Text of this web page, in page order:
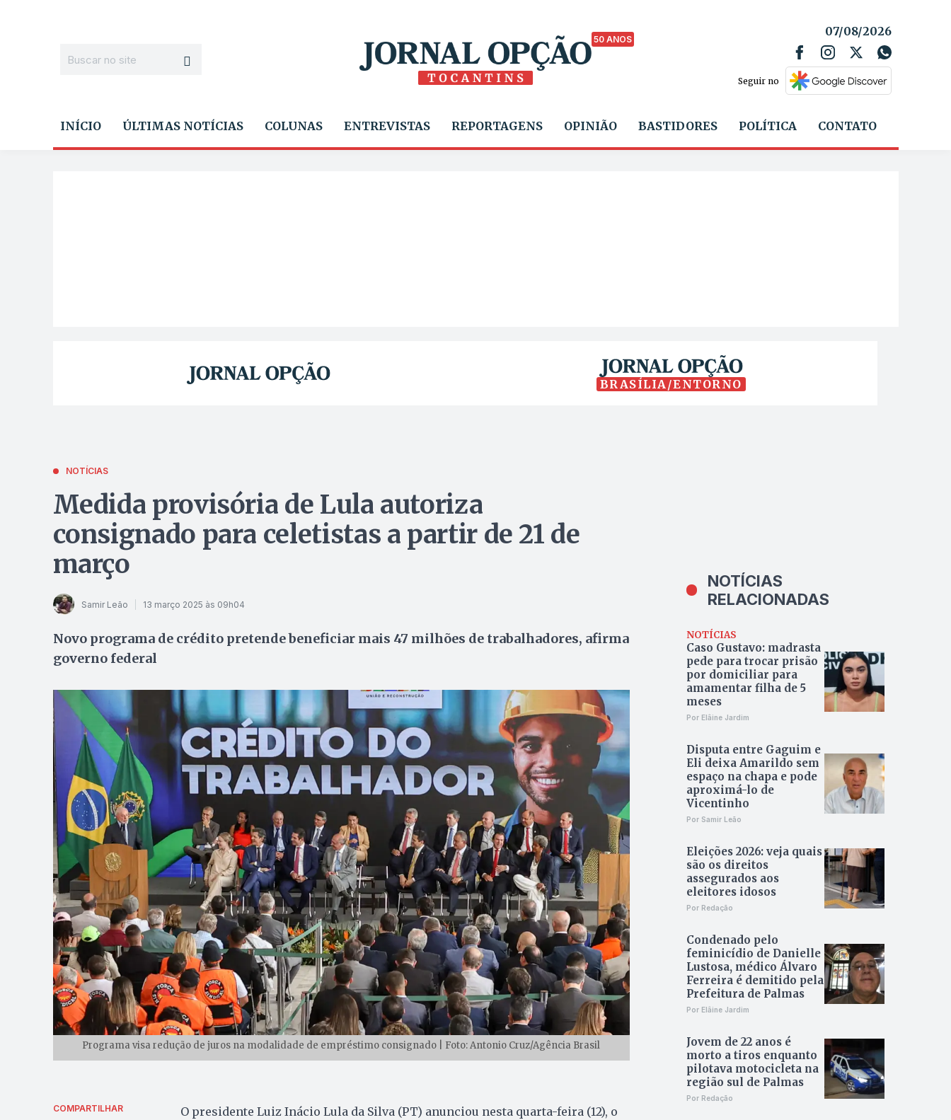
50 ANOS
07/08/2026
Seguir no
INÍCIO ÚLTIMAS NOTÍCIAS COLUNAS ENTREVISTAS REPORTAGENS OPINIÃO BASTIDORES POLÍTICA CONTATO
BRASÍLIA/ENTORNO
NOTÍCIAS
Medida provisória de Lula autoriza
consignado para celetistas a partir de 21 de
março
Samir Leão 13 março 2025 às 09h04
Novo programa de crédito pretende beneficiar mais 47 milhões de trabalhadores, afirma
governo federal
Programa visa redução de juros na modalidade de empréstimo consignado | Foto: Antonio Cruz/Agência Brasil
COMPARTILHAR
O presidente Luiz Inácio Lula da Silva (PT) anunciou nesta quarta-feira (12), o
NOTÍCIAS
RELACIONADAS
NOTÍCIAS
Caso Gustavo: madrasta
pede para trocar prisão
por domiciliar para
amamentar filha de 5
meses
Por Elâine Jardim
Disputa entre Gaguim e
Eli deixa Amarildo sem
espaço na chapa e pode
aproximá-lo de
Vicentinho
Por Samir Leão
Eleições 2026: veja quais
são os direitos
assegurados aos
eleitores idosos
Por Redação
Condenado pelo
feminicídio de Danielle
Lustosa, médico Álvaro
Ferreira é demitido pela
Prefeitura de Palmas
Por Elâine Jardim
Jovem de 22 anos é
morto a tiros enquanto
pilotava motocicleta na
região sul de Palmas
Por Redação